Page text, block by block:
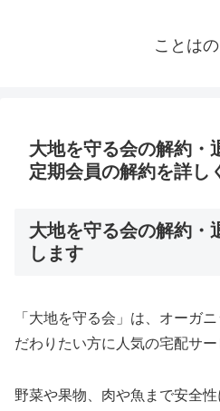
ことは
大地を守る会の解約・
定期会員の解約を詳し
大地を守る会の解約・
します
「大地を守る会」は、オーガ
だわりたい方に人気の宅配サー
野菜や果物、肉や魚まで安全